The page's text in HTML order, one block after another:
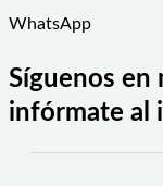
WhatsApp
Síguenos en
infórmate al